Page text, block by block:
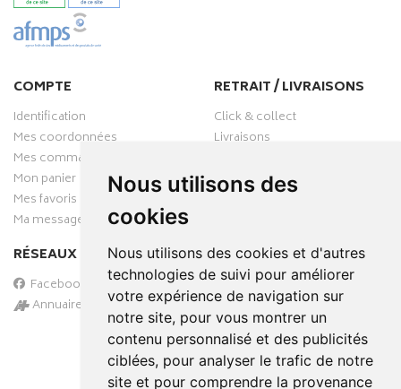
Nous utilisons des
cookies
Nous utilisons des cookies et d'autres
technologies de suivi pour améliorer
votre expérience de navigation sur
notre site, pour vous montrer un
contenu personnalisé et des publicités
ciblées, pour analyser le trafic de notre
site et pour comprendre la provenance
COMPTE
Identification
Mes coordonnées
Mes commandes
Mon panier
Mes favoris
Ma messagerie
RÉSEAUX SOCIAUX
Facebook
Annuaire des pharmacies
RETRAIT / LIVRAISONS
Click & collect
Livraisons
PAIEMENT SÉCURISÉ